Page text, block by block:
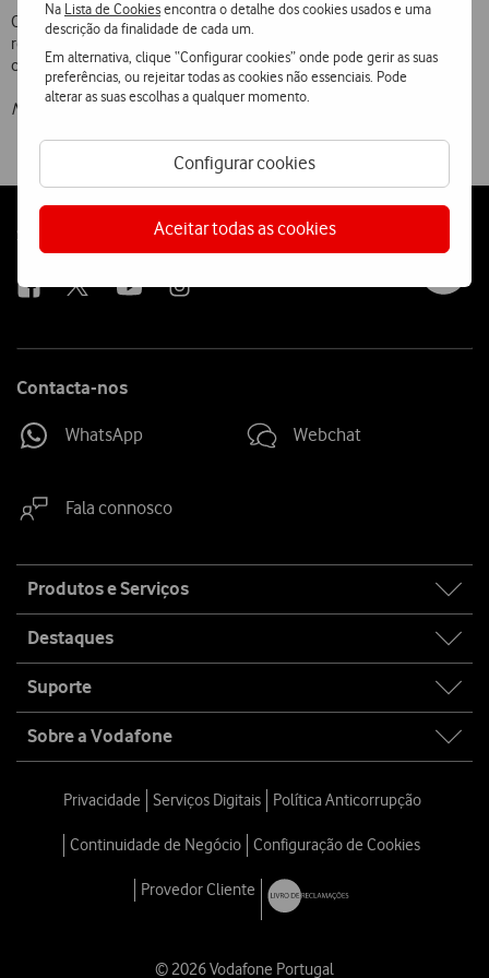
Na Lista de Cookiesencontra o detalhe dos cookies usados e uma
descrição da finalidade de cada um.
Em alternativa, clique “Configurar cookies” onde pode gerir as suas
preferências, ou rejeitar todas as cookies não essenciais. Pode
alterar as suas escolhas a qualquer momento.
Configurar cookies
Aceitar todas as cookies
O HSCSD é uma solução para comunicação de dados exclusiva da
rede Telecel Vodafone, tornando a sua oferta nesta área mais
completa e flexível.
Nota: Aos preços apresentados acresce IVA à taxa legal em vigor.
Follow
Social
Contacta-nos
WhatsApp Webchat
Fala connosco
map
Produtos e Serviços
Destaques
Suporte
Sobre a Vodafone
Privacidade Serviços Digitais Política Anticorrupção
Continuidade de Negócio Configuração de Cookies
Provedor Cliente
© 2026 Vodafone Portugal